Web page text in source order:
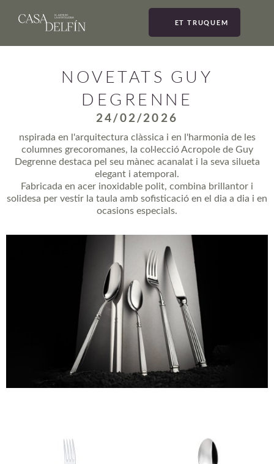
ET TRUQUEM
NOVETATS GUY
DEGRENNE
24/02/2026
nspirada en l'arquitectura clàssica i en l'harmonia de les
columnes grecoromanes, la col·lecció Acropole de Guy
Degrenne destaca pel seu mànec acanalat i la seva silueta
elegant i atemporal.
Fabricada en acer inoxidable polit, combina brillantor i
solidesa per vestir la taula amb sofisticació en el dia a dia i en
ocasions especials.